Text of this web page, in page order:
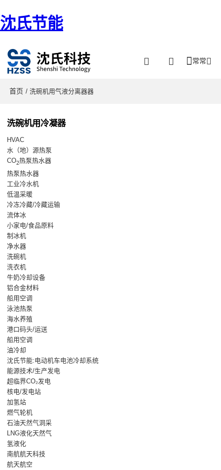
沈氏节能
常常
首页 / 洗碗机用气液分离器器
洗碗机用冷凝器
HVAC
水（地）源热泵
CO2热泵热水器
热泵热水器
工业冷水机
低温采暖
冷冻冷藏/冷藏运输
流体冰
小家电/食品原料
制冰机
净水器
洗碗机
洗衣机
牛奶冷却设备
铝合金材料
船用空调
泳池热泵
海水养殖
港口码头/运送
船用空调
油冷却
沈氏节能:电动机车电池冷却系统
能源技术/生产发电
超临界CO₂发电
核电/发电站
加氢站
燃气轮机
石油天然气洞采
LNG液化天然气
氢液化
南航航天科技
航天航空